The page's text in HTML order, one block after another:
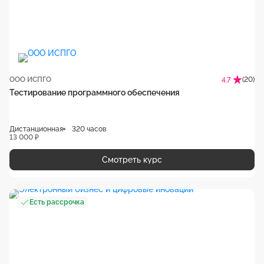
ООО ИСПГО 4.7 (20)
Тестирование программного обеспечения
Дистанционная
320 часов
13 000 ₽
Смотреть курс
Есть рассрочка